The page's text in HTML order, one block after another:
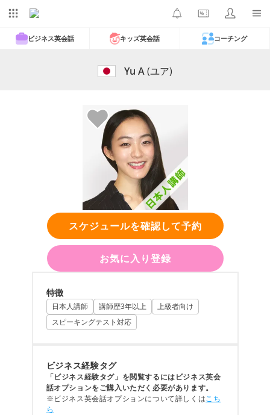
ビジネス英会話 キッズ英会話 コーチング
Yu A(ユア)
スケジュールを確認して予約
お気に入り登録
特徴
日本人講師 講師歴3年以上
上級者向け
スピーキングテスト対応
ビジネス経験タグ
「ビジネス経験タグ」を閲覧するにはビジネス英会
話オプションをご購入いただく必要があります。
※ビジネス英会話オプションについて詳しくはこち
ら